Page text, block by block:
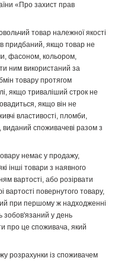
«Про захист прав
товар належної якості
придбаний, якщо товар не
фасоном, кольором,
ним використаний за
товару протягом
якщо триваліший строк не
якщо він не
властивості, пломби,
споживачеві разом з
немає у продажу,
інші товари з наявного
вартості, або розірвати
вартості повернутого товару,
при першому ж надходженні
зобов'язаний у день
про це споживача, який
розрахунки із споживачем